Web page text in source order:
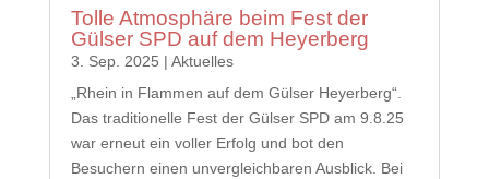
Tolle Atmosphäre beim Fest der
Gülser SPD auf dem Heyerberg
3. Sep. 2025 | Aktuelles
„Rhein in Flammen auf dem Gülser Heyerberg“.
Das traditionelle Fest der Gülser SPD am 9.8.25
war erneut ein voller Erfolg und bot den
Besuchern einen unvergleichbaren Ausblick. Bei